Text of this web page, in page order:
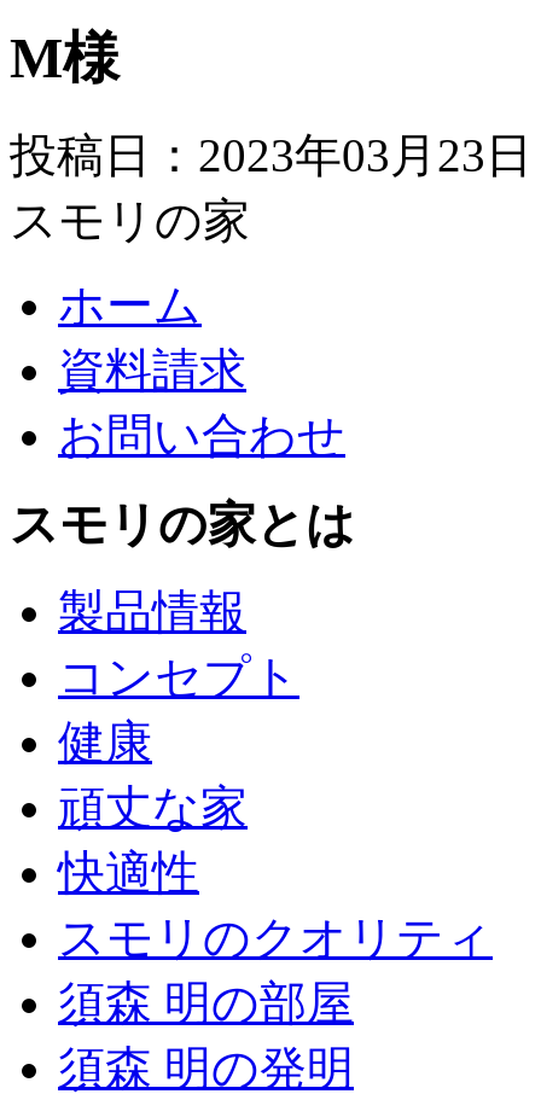
M様
投稿日：2023年03月23日
スモリの家
ホーム
資料請求
お問い合わせ
スモリの家とは
製品情報
コンセプト
健康
頑丈な家
快適性
スモリのクオリティ
須森 明の部屋
須森 明の発明